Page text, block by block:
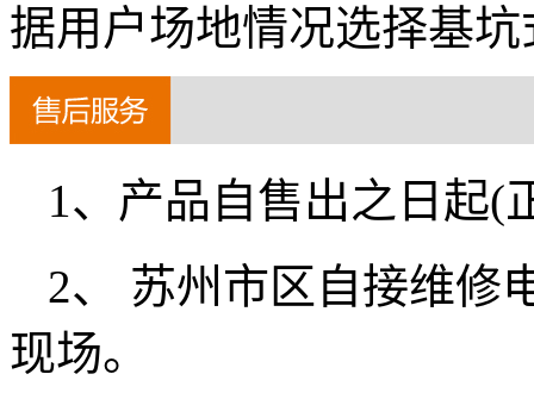
据用户场地情况选择基
1、产品自售出之日起(
2、 苏州市区自接维修
现场。